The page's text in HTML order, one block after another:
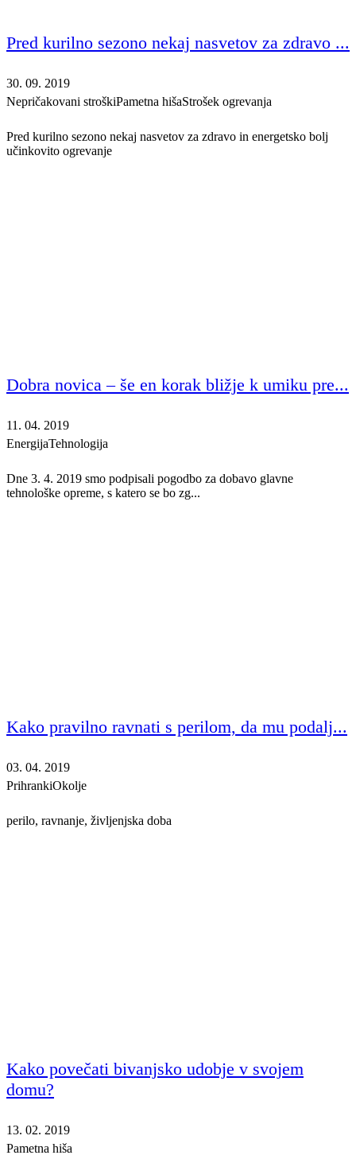
Pred kurilno sezono nekaj nasvetov za zdravo ...
30. 09. 2019
Nepričakovani stroškiPametna hišaStrošek ogrevanja
Pred kurilno sezono nekaj nasvetov za zdravo in energetsko bolj
učinkovito ogrevanje
Dobra novica – še en korak bližje k umiku pre...
11. 04. 2019
EnergijaTehnologija
Dne 3. 4. 2019 smo podpisali pogodbo za dobavo glavne
tehnološke opreme, s katero se bo zg...
Kako pravilno ravnati s perilom, da mu podalj...
03. 04. 2019
PrihrankiOkolje
perilo, ravnanje, življenjska doba
Kako povečati bivanjsko udobje v svojem
domu?
13. 02. 2019
Pametna hiša